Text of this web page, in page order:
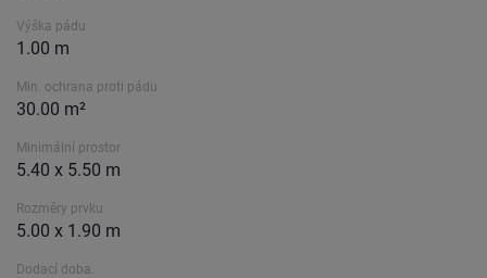
Výška pádu
1.00 m
Min. ochrana proti pádu
30.00 m²
Minimální prostor
5.40 x 5.50 m
Rozměry prvku
5.00 x 1.90 m
Dodací doba.